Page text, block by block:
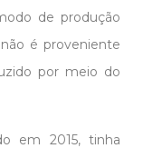
de produção
é proveniente
por meio do
em 2015, tinha